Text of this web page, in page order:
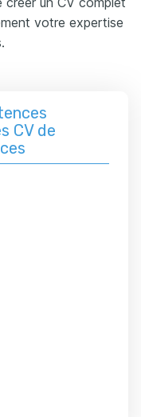
votre expertise
CV de